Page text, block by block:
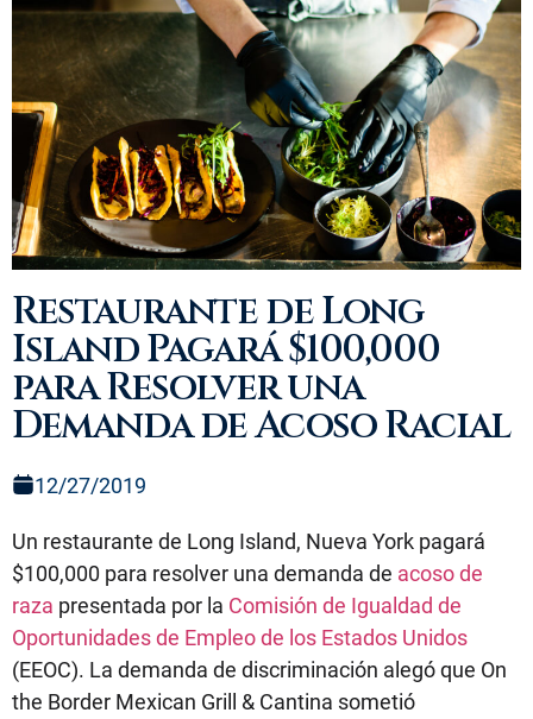
Restaurante de Long
Island Pagará $100,000
para Resolver una
Demanda de Acoso Racial
12/27/2019
Un restaurante de Long Island, Nueva York pagará
$100,000 para resolver una demanda de acoso de
raza presentada por la Comisión de Igualdad de
Oportunidades de Empleo de los Estados Unidos
(EEOC). La demanda de discriminación alegó que On
the Border Mexican Grill & Cantina sometió